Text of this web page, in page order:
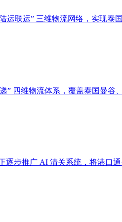
联运” 三维物流网络，实现泰
四维物流体系，覆盖泰国曼谷
步推广 AI 清关系统，将港口